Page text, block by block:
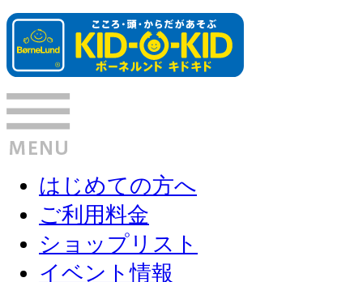
はじめての方へ
ご利用料金
ショップリスト
イベント情報